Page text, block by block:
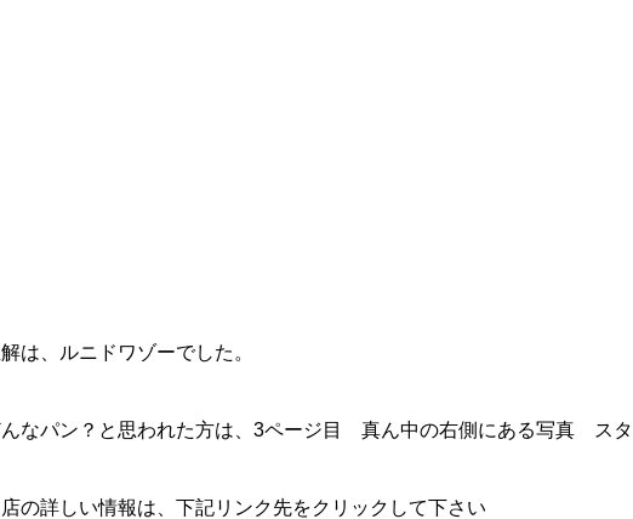
は、ルニドワゾーでした。
なパン？と思われた方は、3ページ目 真ん中の右側にある写真 ス
の詳しい情報は、下記リンク先をクリックして下さい